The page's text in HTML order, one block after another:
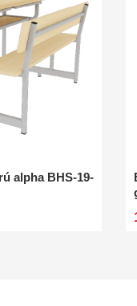
alpha BHS-19-